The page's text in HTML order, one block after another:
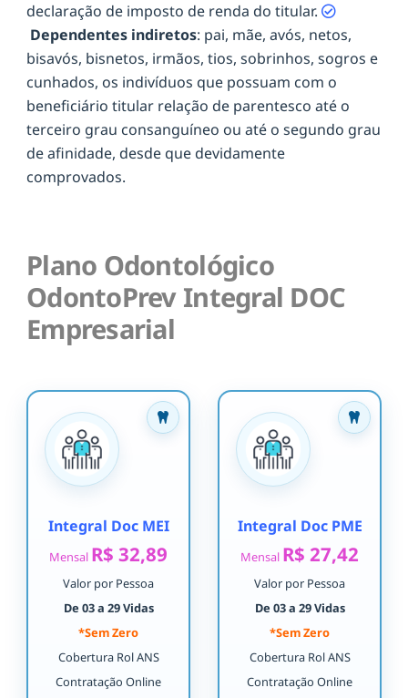
declaração de imposto de renda do titular.
Dependentes indiretos: pai, mãe, avós, netos,
bisavós, bisnetos, irmãos, tios, sobrinhos, sogros e
cunhados, os indivíduos que possuam com o
beneficiário titular relação de parentesco até o
terceiro grau consanguíneo ou até o segundo grau
de afinidade, desde que devidamente
comprovados.
Plano Odontológico
OdontoPrev Integral DOC
Empresarial
Integral Doc MEI
Mensal R$ 32,89
Valor por Pessoa
De 03 a 29 Vidas
*Sem Zero
Cobertura Rol ANS
Contratação Online
Integral Doc PME
Mensal R$ 27,42
Valor por Pessoa
De 03 a 29 Vidas
*Sem Zero
Cobertura Rol ANS
Contratação Online